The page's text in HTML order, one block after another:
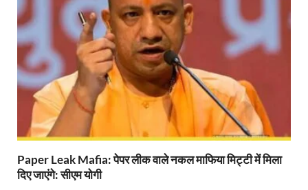
She Leads Bharat: अंतर्राष्ट्रीय महिला दिवस 2026 के
Sabka Sath Sabka Vikas: प्रधानमंत्री नरेन्द्र मोदी 9
Holi Mahotsava: CM धामी ने कलश संगीत द्वारा
Chhattisgarh Budget 2026-27: बस्तर के विकास का
First Cabinet Meeting In Seva Tirth: भारत की
Paper Leak Mafia: पेपर लीक वाले नकल माफिया मिट्टी में मिला
दिए जाएंगे: सीएम योगी